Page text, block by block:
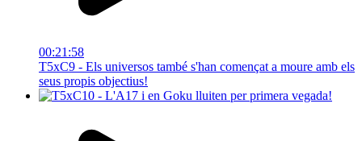
00:21:58
T5xC9 - Els universos també s'han començat a moure amb els
seus propis objectius!